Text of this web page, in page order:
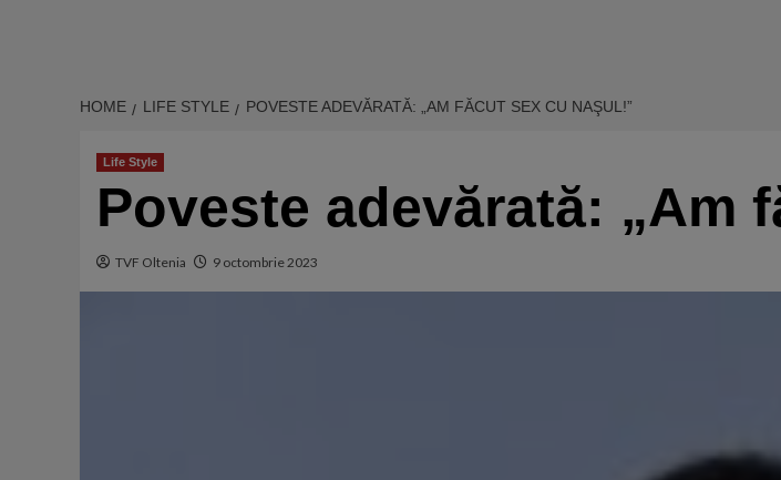
HOME LIFE STYLE POVESTE ADEVĂRATĂ: „AM FĂCUT SEX CU NAŞUL!”
Life Style
Poveste adevărată: „Am
TVF Oltenia 9 octombrie 2023